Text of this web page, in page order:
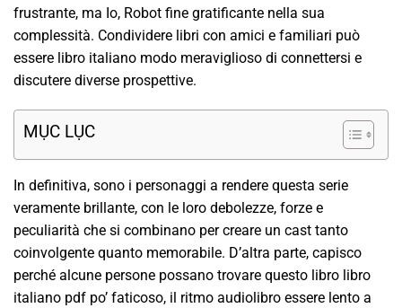
frustrante, ma Io, Robot fine gratificante nella sua
complessità. Condividere libri con amici e familiari può
essere libro italiano modo meraviglioso di connettersi e
discutere diverse prospettive.
MỤC LỤC
In definitiva, sono i personaggi a rendere questa serie
veramente brillante, con le loro debolezze, forze e
peculiarità che si combinano per creare un cast tanto
coinvolgente quanto memorabile. D’altra parte, capisco
perché alcune persone possano trovare questo libro libro
italiano pdf po’ faticoso, il ritmo audiolibro essere lento a